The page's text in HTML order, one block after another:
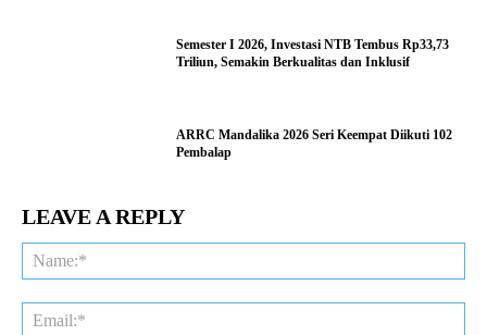
Semester I 2026, Investasi NTB Tembus Rp33,73
Triliun, Semakin Berkualitas dan Inklusif
ARRC Mandalika 2026 Seri Keempat Diikuti 102
Pembalap
LEAVE A REPLY